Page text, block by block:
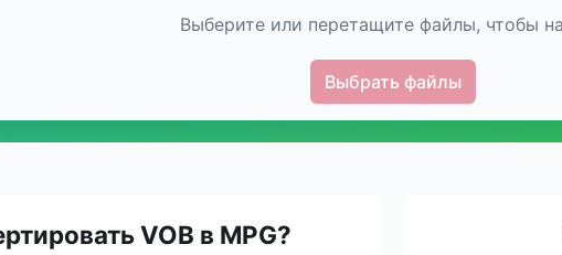
Выберите или перетащите файлы, чтобы
Выбрать файлы
VOB в MPG?